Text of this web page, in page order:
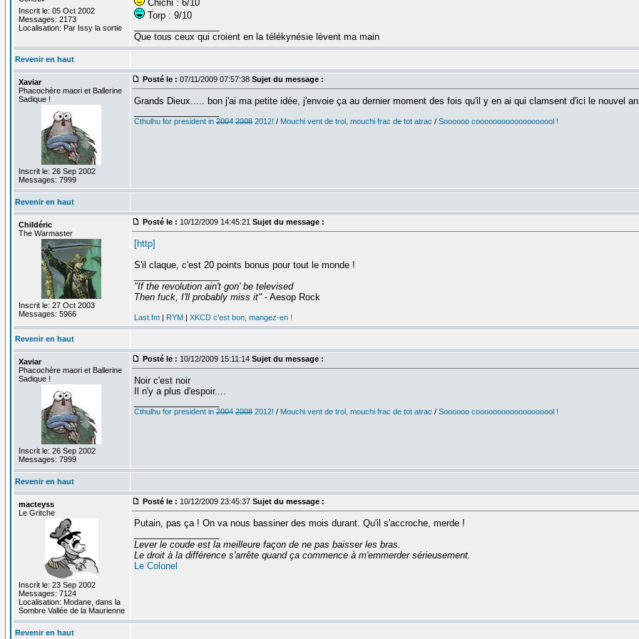
Inscrit le: 05 Oct 2002
Messages: 2173
Localisation: Par Issy la sortie
Chichi : 6/10
Torp : 9/10
Que tous ceux qui croient en la télékynésie lèvent ma main
Revenir en haut
Xaviar
Phacochère maori et Ballerine
Sadique !
Inscrit le: 26 Sep 2002
Messages: 7999
Posté le : 07/11/2009 07:57:38 Sujet du message :
Grands Dieux..... bon j'ai ma petite idée, j'envoie ça au dernier moment des fois qu'il y en ai qui clamsent d'ici le nouvel
Cthulhu for president in2004 20082012! / Mouchi vent de trol, mouchi frac de tot atrac / Soooooo cooooooooooooooooool !
Revenir en haut
Childéric
The Warmaster
Inscrit le: 27 Oct 2003
Messages: 5966
Posté le : 10/12/2009 14:45:21 Sujet du message :
[http]
S'il claque, c'est 20 points bonus pour tout le monde !
"If the revolution ain't gon' be televised
Then fuck, I'll probably miss it"- Aesop Rock
Last.fm| RYM| XKCD c'est bon, mangez-en !
Revenir en haut
Xaviar
Phacochère maori et Ballerine
Sadique !
Inscrit le: 26 Sep 2002
Messages: 7999
Posté le : 10/12/2009 15:11:14 Sujet du message :
Noir c'est noir
Il n'y a plus d'espoir....
Cthulhu for president in2004 20082012! / Mouchi vent de trol, mouchi frac de tot atrac / Soooooo cooooooooooooooooool !
Revenir en haut
macteyss
Le Gritche
Inscrit le: 23 Sep 2002
Messages: 7124
Localisation: Modane, dans la
Sombre Vallée de la Maurienne
Posté le : 10/12/2009 23:45:37 Sujet du message :
Putain, pas ça ! On va nous bassiner des mois durant. Qu'il s'accroche, merde !
Lever le coude est la meilleure façon de ne pas baisser les bras.
Le droit à la différence s'arrête quand ça commence à m'emmerder sérieusement.
Le Colonel
Revenir en haut